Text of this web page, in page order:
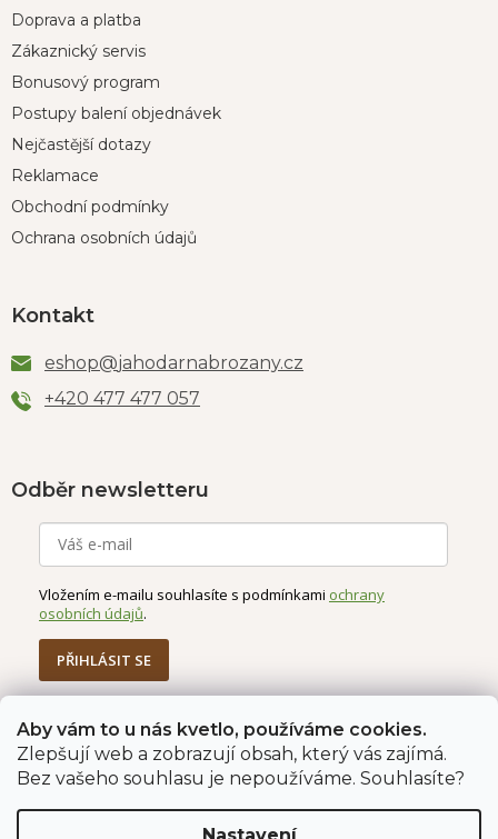
Aby vám to u nás kvetlo, používáme cookies.
Zlepšují web a zobrazují obsah, který vás zajímá.
Bez vašeho souhlasu je nepoužíváme. Souhlasíte?
Doprava a platba
Zákaznický servis
Bonusový program
Postupy balení objednávek
Nejčastější dotazy
Reklamace
Obchodní podmínky
Ochrana osobních údajů
Kontakt
eshop@jahodarnabrozany.cz
+420 477 477 057
Odběr newsletteru
Vložením e-mailu souhlasíte s podmínkami ochrany
osobních údajů.
PŘIHLÁSIT SE
Jahodárna Brozany Obchodní podmínky
Podmínky ochrany údajů